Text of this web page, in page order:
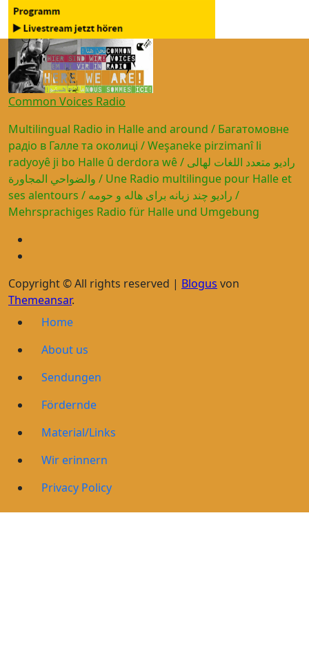
Common Voices Radio
Multilingual Radio in Halle and around / Багатомовне
радіо в Галле та околиці / Weşaneke pirzimanî li
radyoyê ji bo Halle û derdora wê / راديو متعدد اللغات لهالى
والضواحي المجاورة / Une Radio multilingue pour Halle et
ses alentours / رادیو چند زبانه برای هاله و حومه /
Mehrsprachiges Radio für Halle und Umgebung
Copyright © All rights reserved | Blogus von
Themeansar.
Home
About us
Sendungen
Fördernde
Material/Links
Wir erinnern
Privacy Policy